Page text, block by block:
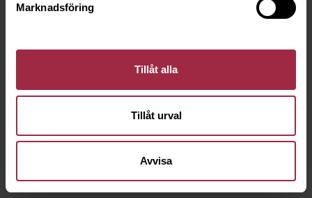
Marknadsföring
Tillåt alla
Tillåt urval
Avvisa